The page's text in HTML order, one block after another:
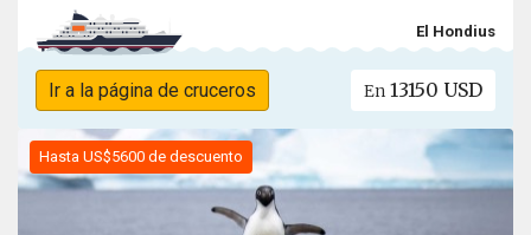
El Hondius
Ir a la página de cruceros En 13150 USD
Hasta US$5600 de descuento